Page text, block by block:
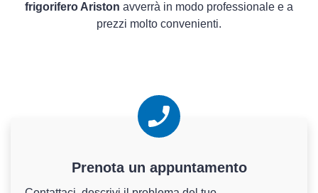
frigorifero Ariston avverrà in modo professionale e a
prezzi molto convenienti.
Prenota un appuntamento